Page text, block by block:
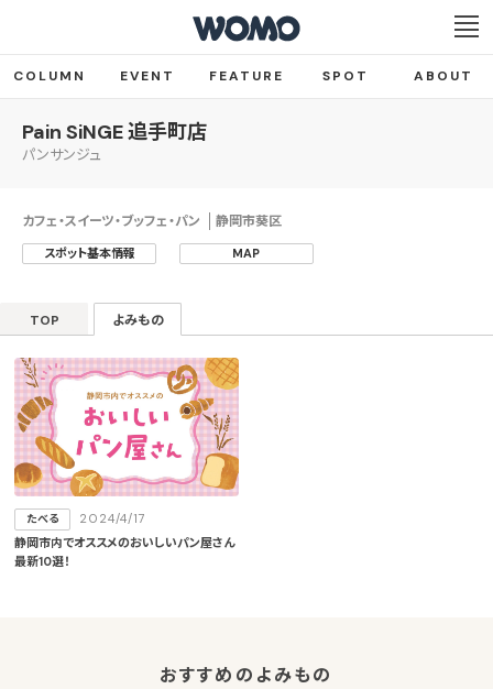
COLUMN EVENT FEATURE SPOT ABOUT
Pain SiNGE 追手町店
パンサンジュ
カフェ・スイーツ・ブッフェ・パン 静岡市葵区
スポット基本情報 MAP
TOP よみもの
たべる
2024/4/17
静岡市内でオススメのおいしいパン屋さん
最新10選！
おすすめのよみもの